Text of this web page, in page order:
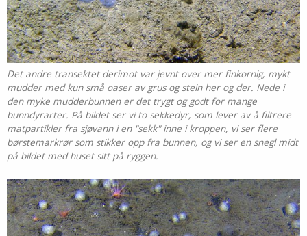
Det andre transektet derimot var jevnt over mer finkornig, mykt
mudder med kun små oaser av grus og stein her og der. Nede i
den myke mudderbunnen er det trygt og godt for mange
bunndyrarter. På bildet ser vi to sekkedyr, som lever av å filtrere
matpartikler fra sjøvann i en "sekk" inne i kroppen, vi ser flere
børstemarkrør som stikker opp fra bunnen, og vi ser en snegl midt
på bildet med huset sitt på ryggen.